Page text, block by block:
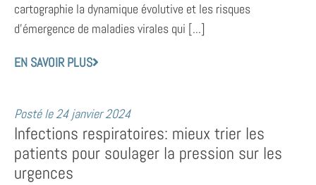
cartographie la dynamique évolutive et les risques
d’émergence de maladies virales qui [...]
EN SAVOIR PLUS
Posté le24 janvier 2024
Infections respiratoires: mieux trier les
patients pour soulager la pression sur les
urgences